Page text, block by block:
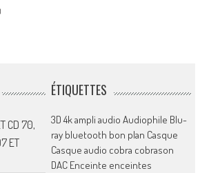
CD 70,
ET
ÉTIQUETTES
3D 4kampli audio Audiophile Blu-
ray bluetooth bon plan Casque
Casque audio cobra cobrason
DAC Enceinte enceintes